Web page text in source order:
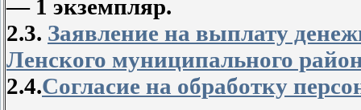
— 1 экземпляр.
2.3. Заявление на выплату
Ленского муниципального
2.4.Согласие на обработку